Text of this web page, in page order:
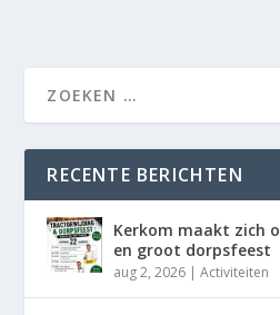
RECENTE BERICHTEN
Kerkom maakt zich
en groot dorpsfeest
aug 2, 2026 |Activiteiten